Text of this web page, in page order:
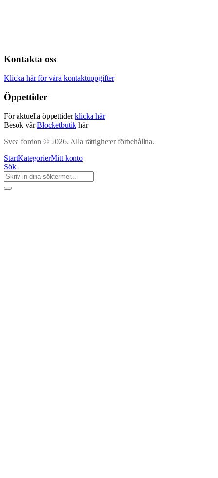
Kontakta oss
Klicka här för våra kontaktuppgifter
Öppettider
För aktuella öppettiderklicka här
Besök vårBlocketbutik här
Svea fordon © 2026. Alla rättigheter förbehållna.
StartKategorierMitt konto
Sök